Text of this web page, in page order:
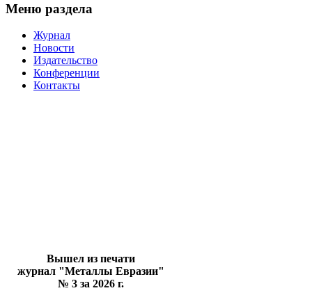
Меню раздела
Журнал
Новости
Издательство
Конференции
Контакты
Вышел из печати
журнал "Металлы Евразии"
№ 3 за 2026 г.